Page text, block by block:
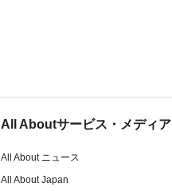
All Aboutサービス・メディア
All About ニュース
All About Japan